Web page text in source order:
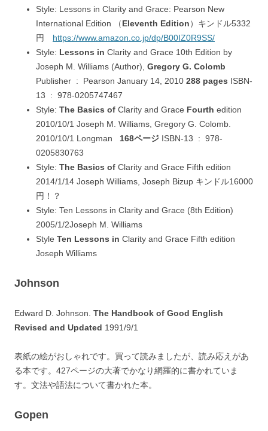
Style: Lessons in Clarity and Grace: Pearson New
International Edition （Eleventh Edition）キンドル5332
円 https://www.amazon.co.jp/dp/B00IZ0R9SS/
Style: Lessons in Clarity and Grace 10th Edition by
Joseph M. Williams (Author), Gregory G. Colomb
Publisher ‏ : ‎ Pearson January 14, 2010‎ 288 pages ISBN-
13 ‏ : ‎ 978-0205747467
Style: The Basics of Clarity and Grace Fourth edition
2010/10/1 Joseph M. Williams, Gregory G. Colomb.
2010/10/1 Longman 168ページ ISBN-13 ‏ : ‎ 978-
0205830763
Style: The Basics of Clarity and Grace Fifth edition
2014/1/14 Joseph Williams, Joseph Bizup キンドル16000
円！？
Style: Ten Lessons in Clarity and Grace (8th Edition)
2005/1/2Joseph M. Williams
Style Ten Lessons in Clarity and Grace Fifth edition
Joseph Williams
Johnson
Edward D. Johnson. The Handbook of Good English
Revised and Updated 1991/9/1
表紙の絵がおしゃれです。買って読みましたが、読み応えがあ
る本です。427ページの大著でかなり網羅的に書かれていま
す。文法や語法について書かれた本。
Gopen